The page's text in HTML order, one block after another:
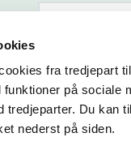
fra tredjepart
på
tredjeparter. Du
nederst på siden.
indtaste din mail og